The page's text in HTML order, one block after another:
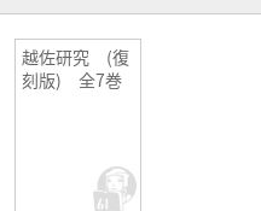
越佐研究 (復
刻版) 全7巻